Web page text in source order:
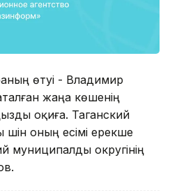
өтуі - Владимир
жаңа көшенің
оқиға. Таганский
оның есімі ерекше
муниципалды округінің